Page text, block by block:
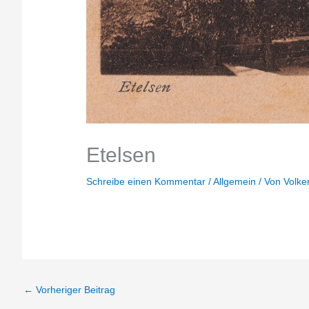
Etelsen
Schreibe einen Kommentar /Allgemein / Von
← Vorheriger Beitrag